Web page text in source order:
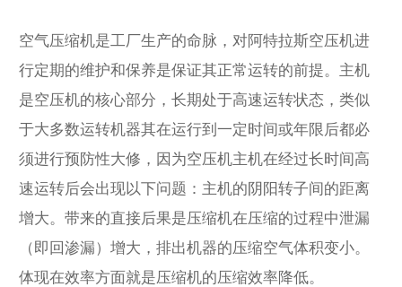
空气压缩机是工厂生产的命脉，对阿特拉斯空压机进
行定期的维护和保养是保证其正常运转的前提。主机
是空压机的核心部分，长期处于高速运转状态，类似
于大多数运转机器其在运行到一定时间或年限后都必
须进行预防性大修，因为空压机主机在经过长时间高
速运转后会出现以下问题：主机的阴阳转子间的距离
增大。带来的直接后果是压缩机在压缩的过程中泄漏
（即回渗漏）增大，排出机器的压缩空气体积变小。
体现在效率方面就是压缩机的压缩效率降低。